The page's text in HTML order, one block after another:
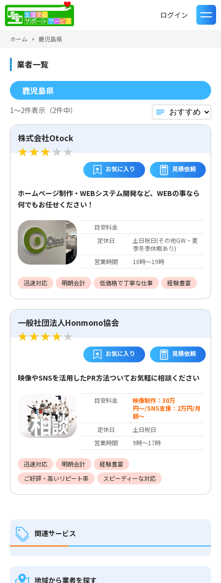
ログイン
ホーム 鹿児島県
業者一覧
鹿児島県
1〜2件表示（2件中）
株式会社Otock
お気に入り 見積依頼
ホームページ制作・WEBシステム開発など、WEBの事なら
何でもお任せください！
目安料金
定休日
土日祝日(その他GW・夏
季冬季休暇あり)
営業時間
10時～19時
迅速対応 明朗会計 低価格で丁寧な仕事 経験豊富
一般社団法人Honmono協会
お気に入り 見積依頼
映像やSNSを活用したPR方法ついてお気軽に相談ください
目安料金
映像制作：30万
円〜/SNS支援：2万円/月
額〜
定休日
土日祝日
営業時間
9時〜17時
迅速対応 明朗会計
経験豊富
ご好評・高いリピート率
スピーディーな対応
関連サービス
地域から業者を探す